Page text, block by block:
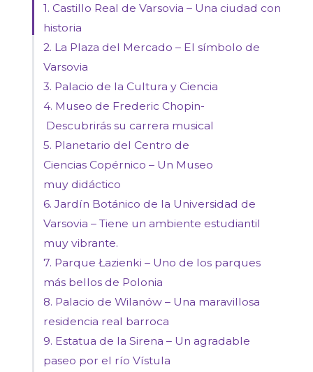
1. Castillo Real de Varsovia – Una ciudad con
historia
2. La Plaza del Mercado – El símbolo de
Varsovia
3. Palacio de la Cultura y Ciencia
4. Museo de Frederic Chopin-
Descubrirás su carrera musical
5. Planetario del Centro de
Ciencias Copérnico – Un Museo
muy didáctico
6. Jardín Botánico de la Universidad de
Varsovia – Tiene un ambiente estudiantil
muy vibrante.
7. Parque Łazienki – Uno de los parques
más bellos de Polonia
8. Palacio de Wilanów – Una maravillosa
residencia real barroca
9. Estatua de la Sirena – Un agradable
paseo por el río Vístula